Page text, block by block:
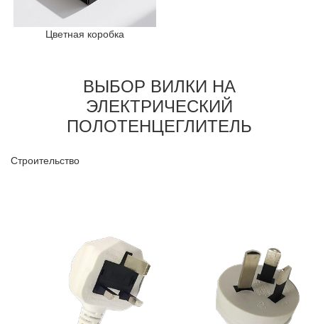
Цветная коробка
ВЫБОР ВИЛКИ НА
ЭЛЕКТРИЧЕСКИЙ
ПОЛОТЕНЦЕГЛИТЕЛЬ
Строительство